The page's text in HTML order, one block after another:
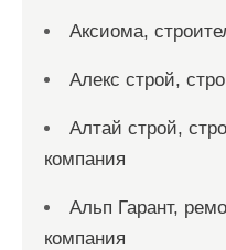
Аксиома,
Алекс строй,
Алтай строй,
компания
Альп Гарант,
компания